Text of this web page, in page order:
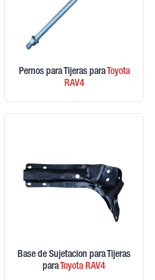
Pernos para Tijeras para Toyota
RAV4
Base de Sujetacion para Tijeras
para ToyotaRAV4